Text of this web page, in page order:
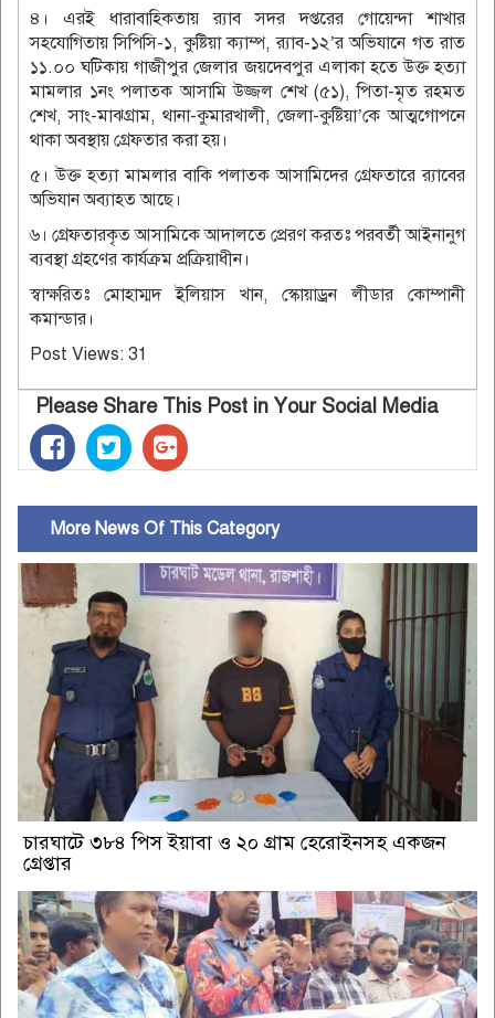
৪। এরই ধারাবাহিকতায় র‌্যাব সদর দপ্তরের গোয়েন্দা শাখার
সহযোগিতায় সিপিসি-১, কুষ্টিয়া ক্যাম্প, র‌্যাব-১২’র অভিযানে গত রাত
১১.০০ ঘটিকায় গাজীপুর জেলার জয়দেবপুর এলাকা হতে উক্ত হত্যা
মামলার ১নং পলাতক আসামি উজ্জল শেখ (৫১), পিতা-মৃত রহমত
শেখ, সাং-মাঝগ্রাম, থানা-কুমারখালী, জেলা-কুষ্টিয়া’কে আত্মগোপনে
থাকা অবস্থায় গ্রেফতার করা হয়।
৫। উক্ত হত্যা মামলার বাকি পলাতক আসামিদের গ্রেফতারে র‌্যাবের
অভিযান অব্যাহত আছে।
৬। গ্রেফতারকৃত আসামিকে আদালতে প্রেরণ করতঃ পরবর্তী আইনানুগ
ব্যবস্থা গ্রহণের কার্যক্রম প্রক্রিয়াধীন।
স্বাক্ষরিতঃ মোহাম্মদ ইলিয়াস খান, স্কোয়াড্রন লীডার কোম্পানী
কমান্ডার।
Post Views: 31
Please Share This Post in Your Social Media
More News Of This Category
চারঘাটে ৩৮৪ পিস ইয়াবা ও ২০ গ্রাম হেরোইনসহ একজন
গ্রেপ্তার